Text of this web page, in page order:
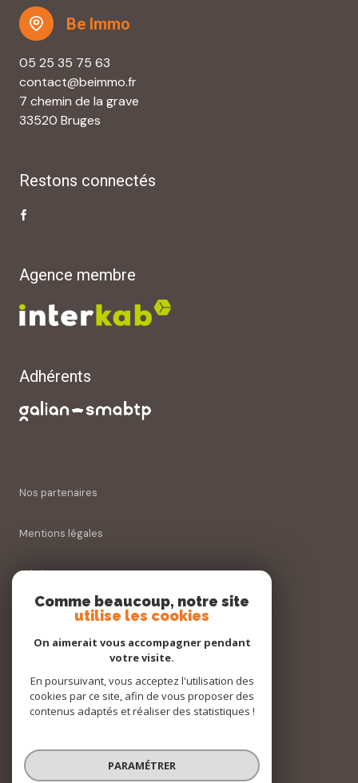
Be Immo
05 25 35 75 63
contact@beimmo.fr
7 chemin de la grave
33520 Bruges
Restons connectés
Agence membre
Adhérents
Nos partenaires
Mentions légales
Admin
Nos honoraires
Cookies
© 2026 | Tous droits réservés
Comme beaucoup, notre site
utilise les cookies
On aimerait vous accompagner pendant
votre visite.
En poursuivant, vous acceptez l'utilisation des
cookies par ce site, afin de vous proposer des
contenus adaptés et réaliser des statistiques !
PARAMÉTRER